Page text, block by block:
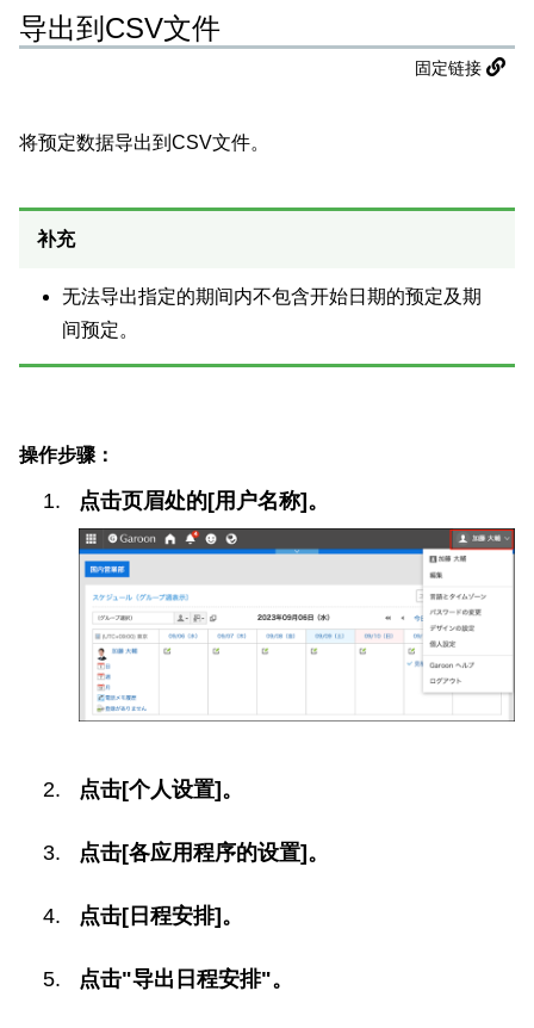
导出到CSV文件
固定链接
将预定数据导出到CSV文件。
补充
无法导出指定的期间内不包含开始日期的预定及期
间预定。
操作步骤：
点击页眉处的[用户名称]。
点击[个人设置]。
点击[各应用程序的设置]。
点击[日程安排]。
点击"导出日程安排"。